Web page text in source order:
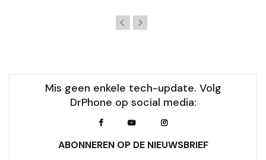
Mis geen enkele tech-update. Volg
DrPhone op social media:
ABONNEREN OP DE NIEUWSBRIEF